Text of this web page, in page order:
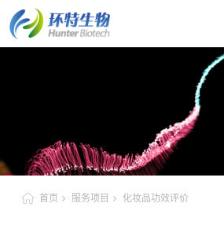
首页 服务项目 化妆品功效评价